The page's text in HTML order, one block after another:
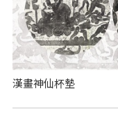
漢畫神仙杯墊